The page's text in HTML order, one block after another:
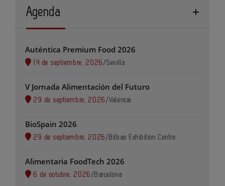
Agenda
Auténtica Premium Food 2026
14 de septiembre, 2026 /Sevilla
V Jornada Alimentación del Futuro
29 de septiembre, 2026 /Valencia
BioSpain 2026
29 de septiembre, 2026 / Bilbao Exhibition Centre
Alimentaria FoodTech 2026
6 de octubre, 2026 / Barcelona